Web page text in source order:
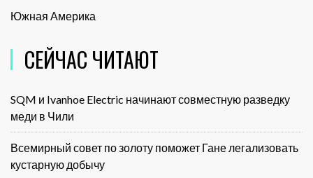
Южная Америка
СЕЙЧАС ЧИТАЮТ
SQM и Ivanhoe Electric начинают совместную разведку
меди в Чили
Всемирный совет по золоту поможет Гане легализовать
кустарную добычу